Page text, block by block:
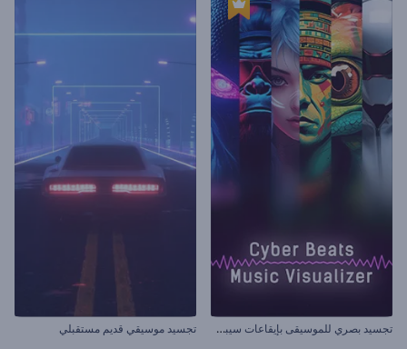
ت
جسيد بصري للموسيقى بإيقاعات سيبرانية تجسيد موسيقي قديم مستقبلي